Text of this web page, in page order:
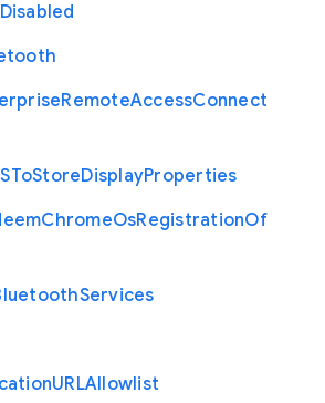
Disabled
RemoteAccessConnect
SToStoreDisplayProperties
ChromeOsRegistrationOf
Services
URLAllowlist